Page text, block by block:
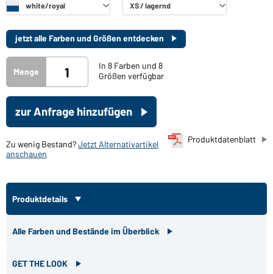
jetzt alle Farben und Größen entdecken
Menge
In 8 Farben und 8
Größen verfügbar
zur Anfrage hinzufügen
Produktdatenblatt
Zu wenig Bestand?Jetzt Alternativartikel
anschauen
Produktdetails
Alle Farben und Bestände im Überblick
GET THE LOOK